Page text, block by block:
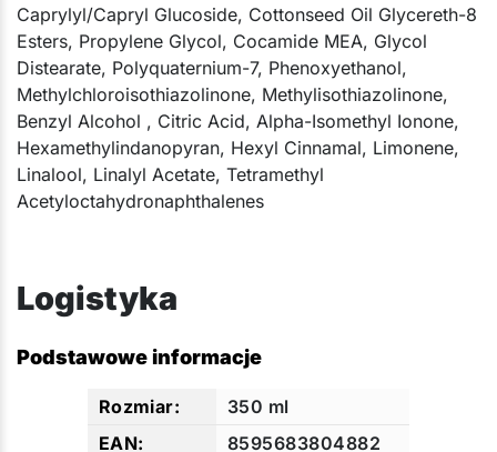
Caprylyl/Capryl Glucoside, Cottonseed Oil Glycereth-8
Esters, Propylene Glycol, Cocamide MEA, Glycol
Distearate, Polyquaternium-7, Phenoxyethanol,
Methylchloroisothiazolinone, Methylisothiazolinone,
Benzyl Alcohol , Citric Acid, Alpha-Isomethyl Ionone,
Hexamethylindanopyran, Hexyl Cinnamal, Limonene,
Linalool, Linalyl Acetate, Tetramethyl
Acetyloctahydronaphthalenes​​​
Logistyka
Podstawowe informacje
350 ml
8595683804882